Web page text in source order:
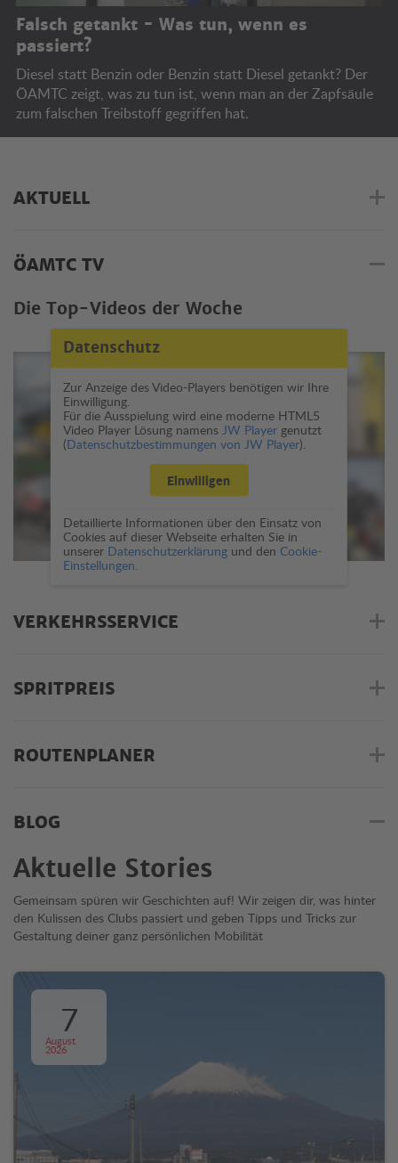
Falsch getankt - Was tun, wenn es
passiert?
Diesel statt Benzin oder Benzin statt Diesel getankt? Der
ÖAMTC zeigt, was zu tun ist, wenn man an der Zapfsäule
zum falschen Treibstoff gegriffen hat.
AKTUELL
ÖAMTC TV
Die Top-Videos der Woche
Datenschutz
Zur Anzeige des Video-Players benötigen wir Ihre
Einwilligung.
Für die Ausspielung wird eine moderne HTML5
Video Player Lösung namens JW Playergenutzt
(Datenschutzbestimmungen von JW Player).
Einwilligen
Detaillierte Informationen über den Einsatz von
Cookies auf dieser Webseite erhalten Sie in
unserer Datenschutzerklärungund den Cookie-
Einstellungen.
VERKEHRSSERVICE
SPRITPREIS
ROUTENPLANER
BLOG
Aktuelle Stories
Gemeinsam spüren wir Geschichten auf! Wir zeigen dir, was hinter
den Kulissen des Clubs passiert und geben Tipps und Tricks zur
Gestaltung deiner ganz persönlichen Mobilität
7
August
2026